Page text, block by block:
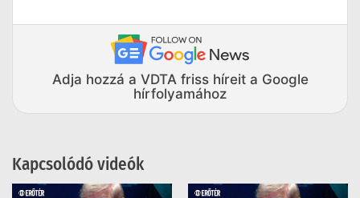
Adja hozzá a VDTA friss híreit a Google
hírfolyamához
Kapcsolódó videók